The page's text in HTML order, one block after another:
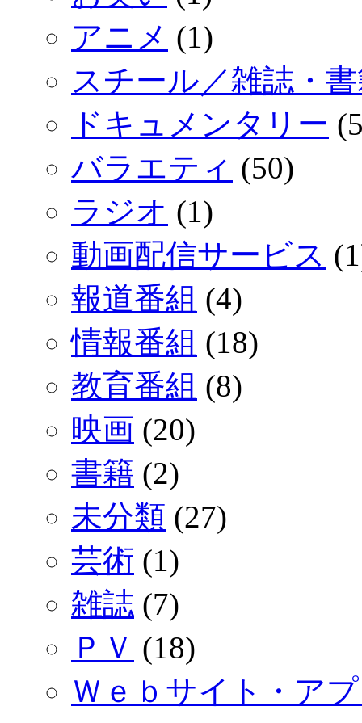
アニメ (1)
スチール／雑誌・
ドキュメンタリー
バラエティ (50)
ラジオ (1)
動画配信サービス
報道番組 (4)
情報番組 (18)
教育番組 (8)
映画 (20)
書籍 (2)
未分類 (27)
芸術 (1)
雑誌 (7)
ＰＶ (18)
Ｗｅｂサイト・ア